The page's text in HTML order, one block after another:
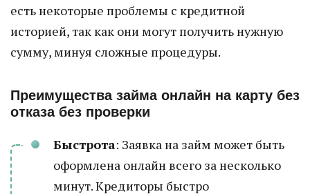
есть некоторые проблемы с кредитной
историей, так как они могут получить нужную
сумму, минуя сложные процедуры.
Преимущества займа онлайн на карту без
отказа без проверки
Быстрота: Заявка на займ может быть
оформлена онлайн всего за несколько
минут. Кредиторы быстро